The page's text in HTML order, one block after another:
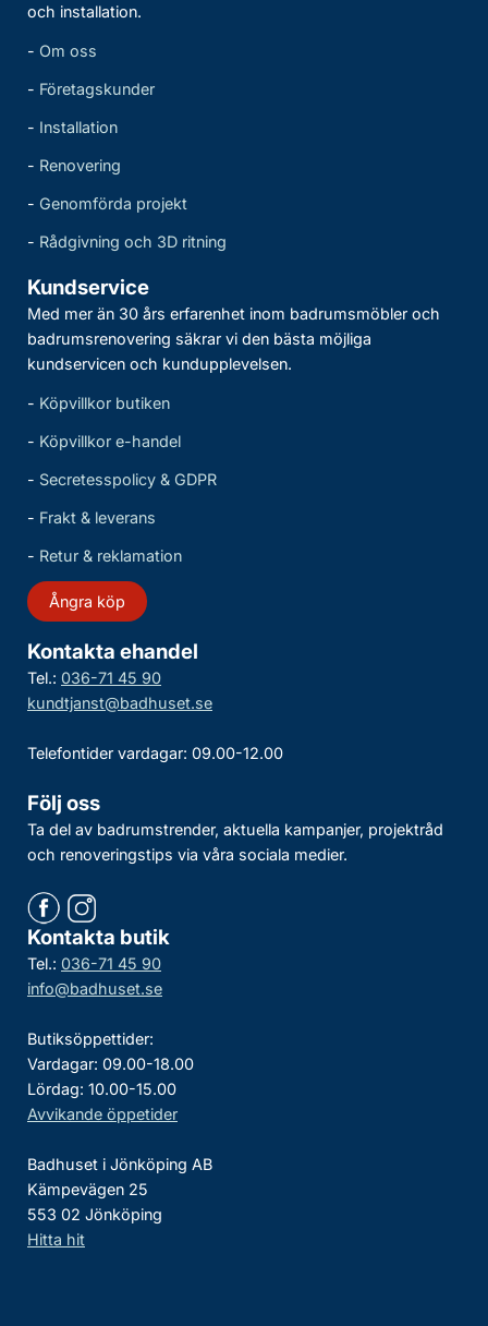
och installation.
- Om oss
- Företagskunder
- Installation
- Renovering
- Genomförda projekt
- Rådgivning och 3D ritning
Kundservice
Med mer än 30 års erfarenhet inom badrumsmöbler och
badrumsrenovering säkrar vi den bästa möjliga
kundservicen och kundupplevelsen.
- Köpvillkor butiken
- Köpvillkor e-handel
- Secretesspolicy & GDPR
- Frakt & leverans
- Retur & reklamation
Ångra köp
Kontakta ehandel
Tel.: 036-71 45 90
kundtjanst@badhuset.se
Telefontider vardagar: 09.00-12.00
Följ oss
Ta del av badrumstrender, aktuella kampanjer, projektråd
och renoveringstips via våra sociala medier.
Kontakta butik
Tel.: 036-71 45 90
info@badhuset.se
Butiksöppettider:
Vardagar: 09.00-18.00
Lördag: 10.00-15.00
Avvikande öppetider
Badhuset i Jönköping AB
Kämpevägen 25
553 02 Jönköping
Hitta hit